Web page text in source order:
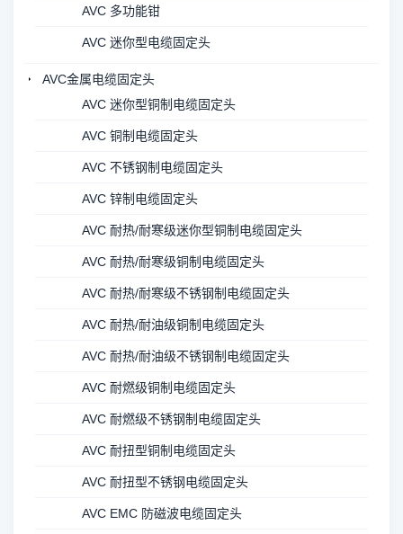
AVC 多功能钳
AVC 迷你型电缆固定头
AVC金属电缆固定头
AVC 迷你型铜制电缆固定头
AVC 铜制电缆固定头
AVC 不锈钢制电缆固定头
AVC 锌制电缆固定头
AVC 耐热/耐寒级迷你型铜制电缆固定头
AVC 耐热/耐寒级铜制电缆固定头
AVC 耐热/耐寒级不锈钢制电缆固定头
AVC 耐热/耐油级铜制电缆固定头
AVC 耐热/耐油级不锈钢制电缆固定头
AVC 耐燃级铜制电缆固定头
AVC 耐燃级不锈钢制电缆固定头
AVC 耐扭型铜制电缆固定头
AVC 耐扭型不锈钢电缆固定头
AVC EMC 防磁波电缆固定头